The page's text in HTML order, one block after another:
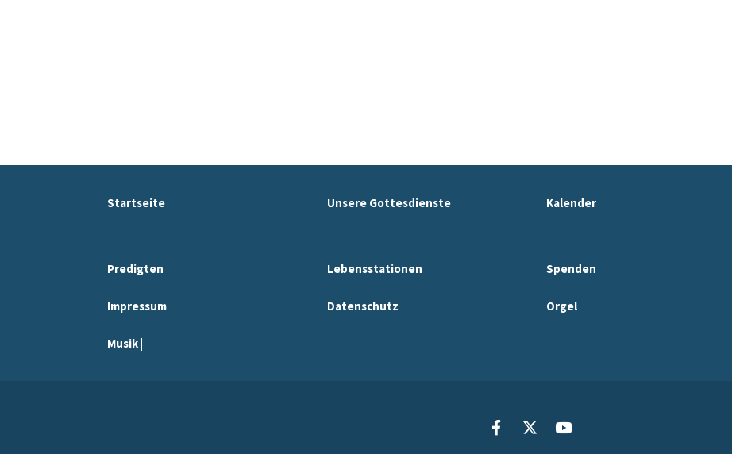
Startseite Unsere Gottesdienste Kalender
Predigten Lebensstationen Spenden
Impressum Datenschutz Orgel
Musik |